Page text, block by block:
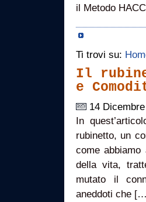
il Metodo
Ti trovi su:
Il
e
14
In
rubinetto, un
come abbiamo
della vita,
mutato il
aneddoti che